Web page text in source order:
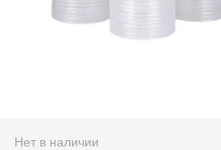
Нет в наличии